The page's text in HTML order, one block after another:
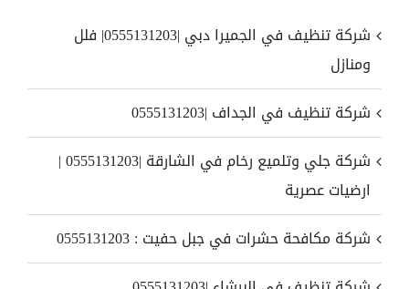
شركة تنظيف في الجميرا دبي |0555131203| فلل
ومنازل
شركة تنظيف في الجداف |0555131203
شركة جلي وتلميع رخام في الشارقة |0555131203 |
ارضيات عصرية
شركة مكافحة حشرات في جبل حفيت : 0555131203